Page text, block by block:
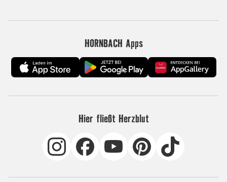
HORNBACH Apps
Hier fließt Herzblut